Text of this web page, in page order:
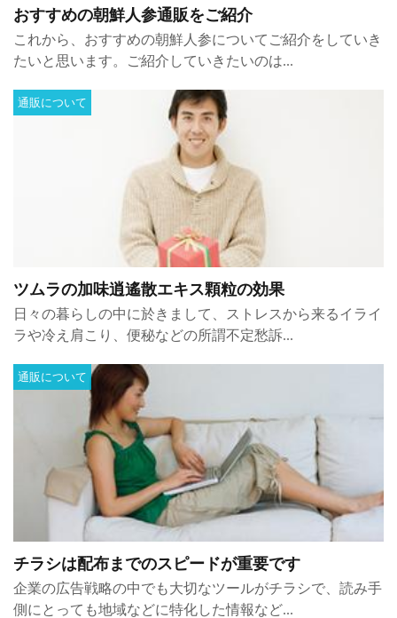
おすすめの朝鮮人参通販をご紹介
これから、おすすめの朝鮮人参についてご紹介をしていき
たいと思います。ご紹介していきたいのは...
ツムラの加味逍遙散エキス顆粒の効果
通販について
日々の暮らしの中に於きまして、ストレスから来るイライ
ラや冷え肩こり、便秘などの所謂不定愁訴...
チラシは配布までのスピードが重要です
通販について
企業の広告戦略の中でも大切なツールがチラシで、読み手
側にとっても地域などに特化した情報など...